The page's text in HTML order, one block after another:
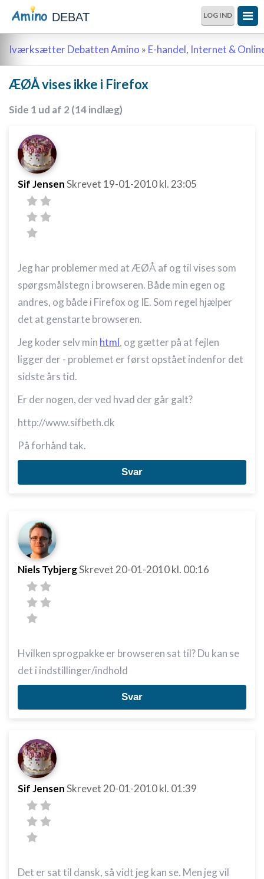
DEBAT LOG IND
Iværksætter Debatten Amino » E-handel, Internet &
ÆØÅ vises ikke i Firefox
Side 1 ud af 2 (14 indlæg)
Sif JensenSkrevet 19-01-2010kl. 23:05
Jeg har problemer med at ÆØÅ af og til vises som
spørgsmålstegn i browseren. Både min egen og
andres, og både i Firefox og IE. Som regel hjælper
det at genstarte browseren.
Jeg koder selv min html, og gætter på at fejlen
ligger der - problemet er først opstået indenfor det
sidste års tid.
Er der nogen, der ved hvad der går galt?
http://www.sifbeth.dk
På forhånd tak.
Svar
Niels TybjergSkrevet 20-01-2010kl. 00:16
Hvilken sprogpakke er browseren sat til? Du kan se
det i indstillinger/indhold
Svar
Sif JensenSkrevet 20-01-2010kl. 01:39
Det er sat til dansk, så vidt jeg kan se. Men jeg vil